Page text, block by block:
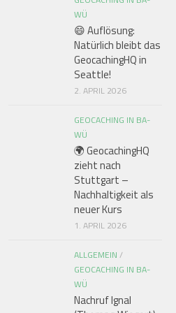
❅
❅
❅
WÜ
😄 Auflösung:
Natürlich bleibt das
GeocachingHQ in
Seattle!
2. APRIL 2026
GEOCACHING IN BA-
WÜ
🌍 GeocachingHQ
zieht nach
Stuttgart –
Nachhaltigkeit als
neuer Kurs
1. APRIL 2026
ALLGEMEIN /
GEOCACHING IN BA-
WÜ
Nachruf Ignal